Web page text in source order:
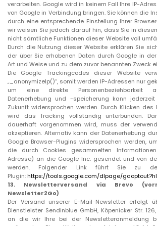
verarbeiten. Google wird in keinem Fall Ihre IP-
von Google in Verbindung bringen. Sie können die
durch eine entsprechende Einstellung Ihrer
wir weisen Sie jedoch darauf hin, dass Sie in
nicht sämtliche Funktionen dieser Website voll
Durch die Nutzung dieser Website erklären Sie
der über Sie erhobenen Daten durch Google in
Art und Weise und zu dem zuvor benannten Zweck
Die Google Trackingcodes dieser Website
„_anonymizeIp()“, somit werden IP-Adressen nur
um eine direkte Personenbeziehbarkeit
Datenerhebung und -speicherung kann
Zukunft widersprochen werden. Durch Klicken des
wird das Tracking vollständig unterbunden.
dauerhaft vorgenommen wird, muss der
akzeptieren. Alternativ kann der Datenerhebung
Google Browser-Plugins widersprochen werden,
die durch Cookies gesammelten
Adresse) an die Google Inc. gesendet und von
werden. Folgender Link führt Sie zu
Plugin:https://tools.google.com/dlpage/
13.
Newsletterversand via Brevo
Newsletter2Go)
Der Versand unserer E-Mail-Newsletter erfolgt
Dienstleister Sendinblue GmbH, Köpenicker Str. 126,
an die wir Ihre bei der Newsletteranmeldung